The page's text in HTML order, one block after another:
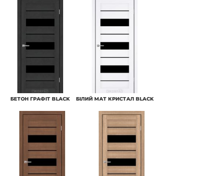
БЕТОН ГРАФІТ BLACK БІЛИЙ МАТ КРИСТАЛ BLACK